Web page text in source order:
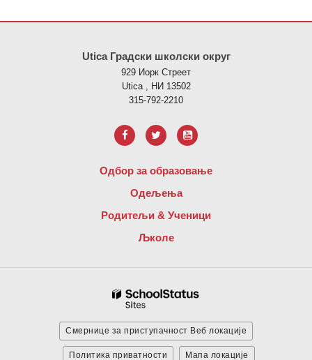
Utica Градски школски округ
929 Иорк Стреет
Utica , НИ 13502
315-792-2210
Одбор за образовање
Одељења
Родитељи & Ученици
Љколе
Смернице за приступачност Веб локације
Политика приватности Мапа локације